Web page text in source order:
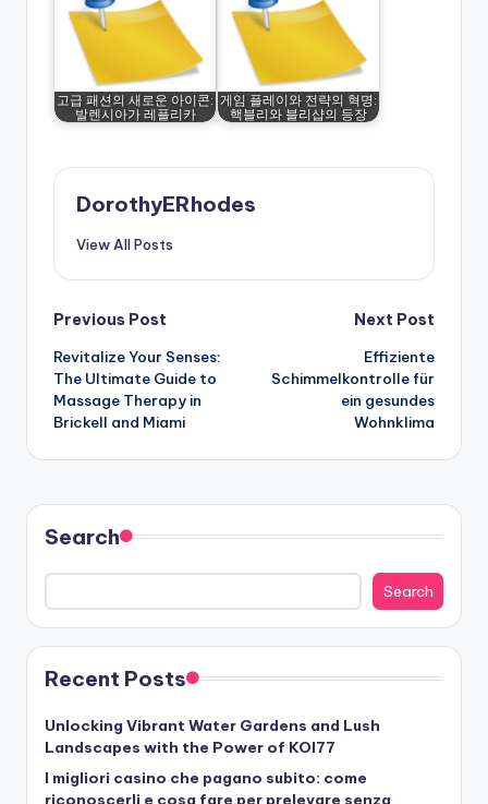
고급 패션의 새로운 아이콘:
발렌시아가 레플리카
게임 플레이와 전략의 혁명:
핵블리와 블리샵의 등장
DorothyERhodes
View All Posts
Post
navigation
Previous Post
Revitalize Your Senses:
The Ultimate Guide to
Massage Therapy in
Brickell and Miami
Next Post
Effiziente
Schimmelkontrolle für
ein gesundes
Wohnklima
Search
Search
Recent Posts
Unlocking Vibrant Water Gardens and Lush
Landscapes with the Power of KOI77
I migliori casino che pagano subito: come
riconoscerli e cosa fare per prelevare senza